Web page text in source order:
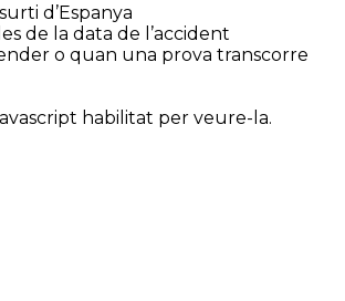
d’Espanya
de la data de l’accident
o quan una prova transcorre
habilitat per veure-la.